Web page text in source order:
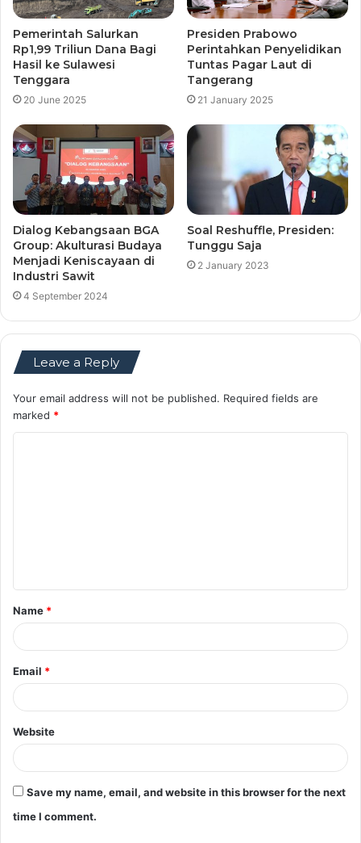
Pemerintah Salurkan
Rp1,99 Triliun Dana Bagi
Hasil ke Sulawesi
Tenggara
20 June 2025
Presiden Prabowo
Perintahkan Penyelidikan
Tuntas Pagar Laut di
Tangerang
21 January 2025
Dialog Kebangsaan BGA
Group: Akulturasi Budaya
Menjadi Keniscayaan di
Industri Sawit
4 September 2024
Soal Reshuffle, Presiden:
Tunggu Saja
2 January 2023
Leave a Reply
Your email address will not be published. Required fields are
marked *
t
*
Name *
Email *
Website
Save my name, email, and website in this browser for the next
time I comment.